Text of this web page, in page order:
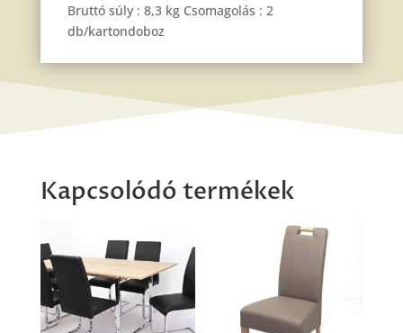
Bruttó súly : 8,3 kg Csomagolás : 2
db/kartondoboz
Kapcsolódó termékek